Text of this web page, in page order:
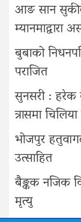
आङ सान
म्यानमाद्वारा
बुबाको
पराजित
सुनसरी : हरेक
त्रासमा
भोजपुर
उत्साहित
बैङ्कक नजिक
मृत्यु